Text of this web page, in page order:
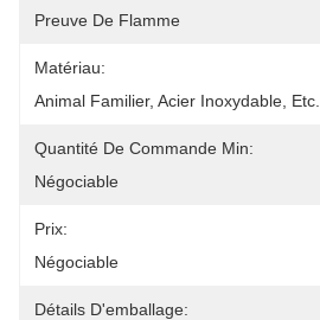
Preuve De Flamme
Matériau:
Animal Familier, Acier Inoxydable, Etc.
Quantité De Commande Min:
Négociable
Prix:
Négociable
Détails D'emballage: